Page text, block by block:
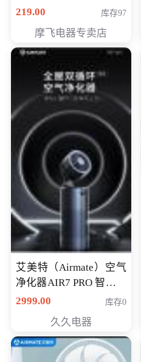
专享价118元
219.00 库存97
摩飞电器专卖店
艾美特（Airmate）空气
净化器AIR7 PRO 智能全
屋空气循环负离子旗舰
2999.00 库存0
久久电器